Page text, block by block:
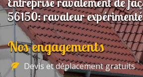
56150: ravaleur expérimenté
Nos engagements
Devis et déplacement gratuits